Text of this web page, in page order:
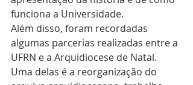
funciona a Universidade.
Além disso, foram recordadas
algumas parcerias realizadas entre a
UFRN e a Arquidiocese de Natal.
Uma delas é a reorganização do